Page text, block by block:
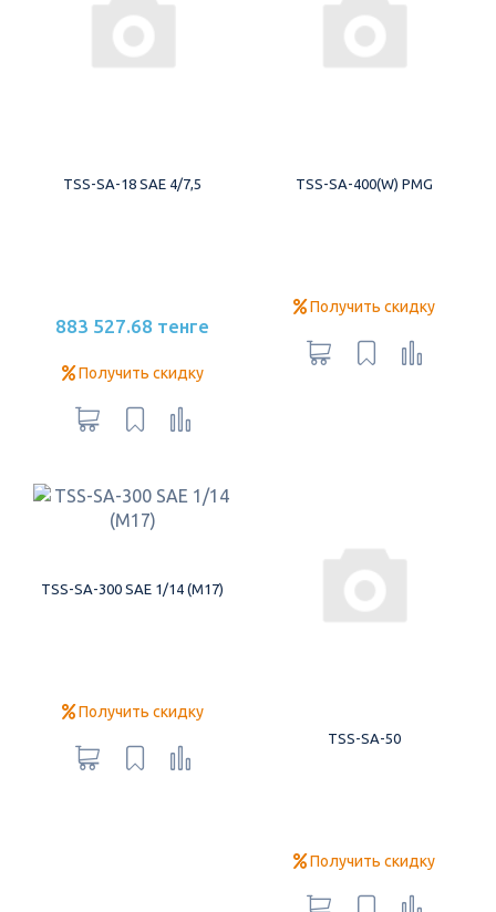
TSS-SA-18 SAE 4/7,5
883 527.68 тенге
Получить скидку
TSS-SA-400(W) PMG
Получить скидку
TSS-SA-300 SAE 1/14 (М17)
Получить скидку
TSS-SA-50
Получить скидку